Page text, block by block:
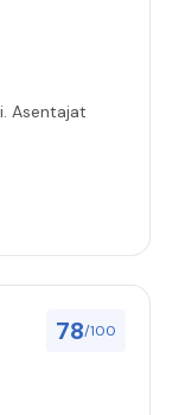
Asentajat
78/100